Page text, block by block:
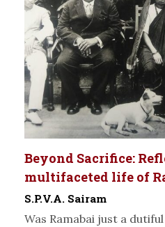
Beyond Sacrifice:
multifaceted life of
S.P.V.A. Sairam
Was Ramabai just a